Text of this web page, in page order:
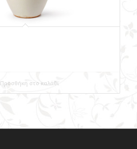
Προσθήκη στο καλάθι